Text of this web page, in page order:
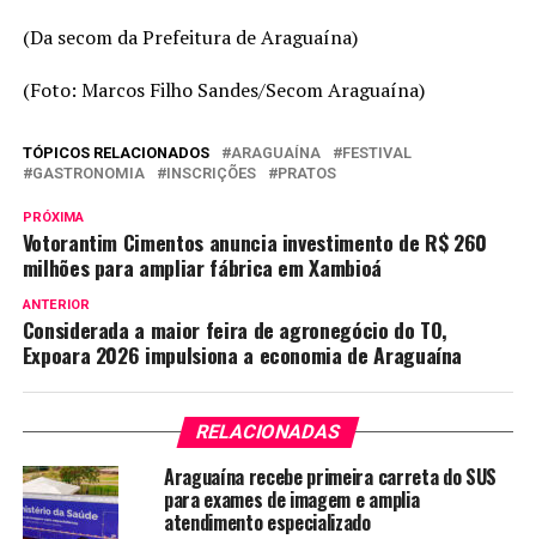
(Da secom da Prefeitura de Araguaína)
(Foto: Marcos Filho Sandes/Secom Araguaína)
TÓPICOS RELACIONADOS ARAGUAÍNA
FESTIVAL
GASTRONOMIA
INSCRIÇÕES PRATOS
PRÓXIMA
Votorantim Cimentos anuncia investimento de R$ 260
milhões para ampliar fábrica em Xambioá
ANTERIOR
Considerada a maior feira de agronegócio do TO,
Expoara 2026 impulsiona a economia de Araguaína
RELACIONADAS
Araguaína recebe primeira carreta do SUS
para exames de imagem e amplia
atendimento especializado